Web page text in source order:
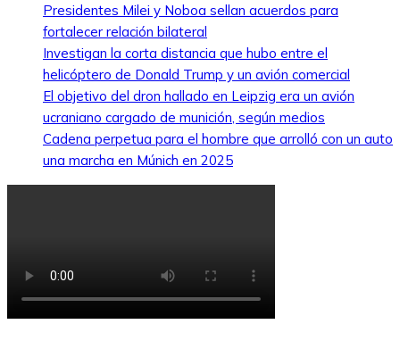
Presidentes Milei y Noboa sellan acuerdos para
fortalecer relación bilateral
Investigan la corta distancia que hubo entre el
helicóptero de Donald Trump y un avión comercial
El objetivo del dron hallado en Leipzig era un avión
ucraniano cargado de munición, según medios
Cadena perpetua para el hombre que arrolló con un auto
una marcha en Múnich en 2025